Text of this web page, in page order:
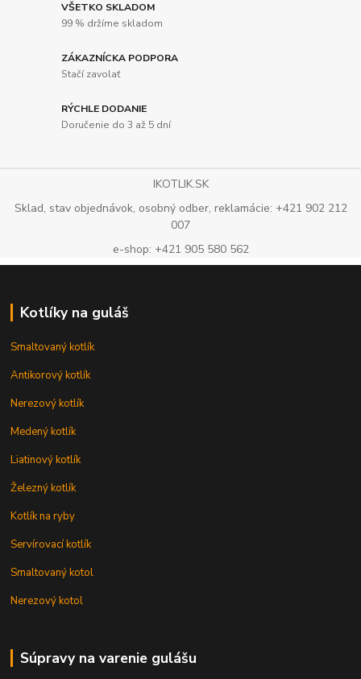
VŠETKO SKLADOM
99 % držíme skladom
ZÁKAZNÍCKA PODPORA
Stačí zavolať
RÝCHLE DODANIE
Doručenie do 3 až 5 dní
IKOTLIK.SK
Sklad, stav objednávok, osobný odber, reklamácie: +421 902 212
007
e-shop: +421 905 580 562
Kotlíky na guláš
Smaltovaný kotlík
Antikorový kotlík
Nerezový kotlík
Medený kotlík
Liatinový kotlík
Železný kotlík
Kotlík na ryby
Servírovací kotlík
Smaltovaný kotol
Nerezový kotol
Súpravy na varenie gulášu